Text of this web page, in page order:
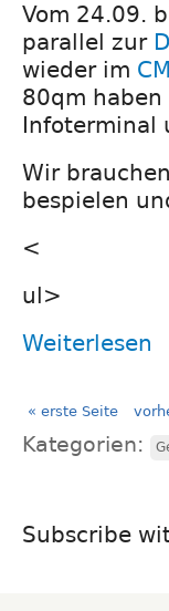
Vom 24.09.
parallel zur
wieder im
80qm
Infoterminal
Wir
bespielen
<
ul>
Weiterlesen
« erste Seite
Kategorien:
Subscribe